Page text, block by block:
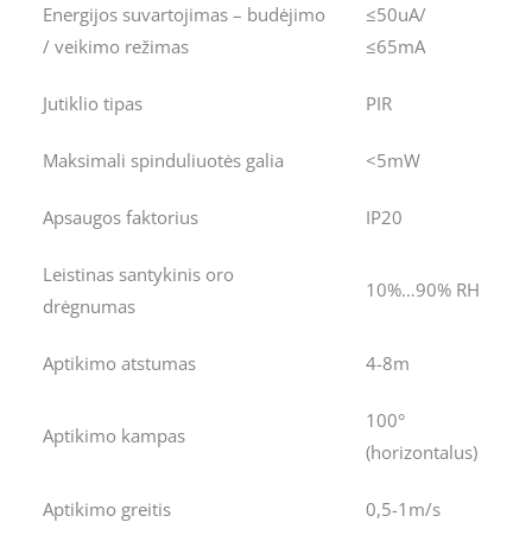
Energijos suvartojimas – budėjimo
/ veikimo režimas
≤50uA/
≤65mA
Jutiklio tipas PIR
Maksimali spinduliuotės galia <5mW
Apsaugos faktorius IP20
Leistinas santykinis oro
drėgnumas
10%…90% RH
Aptikimo atstumas 4-8m
Aptikimo kampas
100°
(horizontalus)
Aptikimo greitis 0,5-1m/s